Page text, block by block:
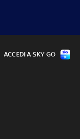
ACCEDI A SKY GO